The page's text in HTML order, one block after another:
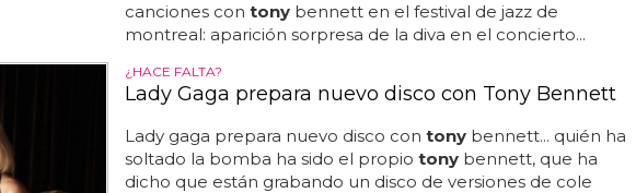
canciones con tonybennett en el festival de jazz de
montreal: aparición sorpresa de la diva en el concierto...
¿HACE FALTA?
Lady Gaga prepara nuevo disco con Tony Bennett
Lady gaga prepara nuevo disco con tonybennett... quién ha
soltado la bomba ha sido el propio tonybennett, que ha
dicho que están grabando un disco de versiones de cole